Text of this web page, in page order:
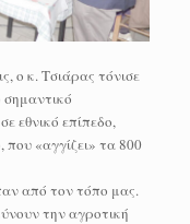
ο κ. Τσιάρας τόνισε
εθνικό επίπεδο,
που «αγγίζει» τα 800
από τον τόπο μας.
την αγροτική